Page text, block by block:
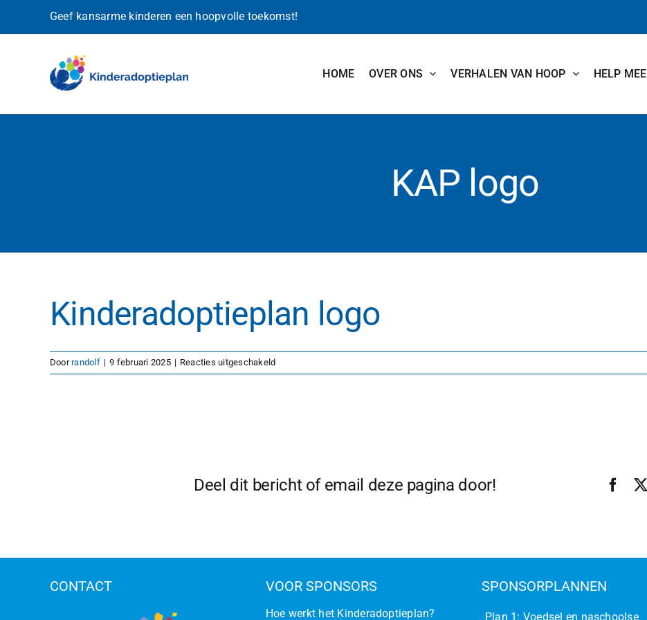
Geef kansarme kinderen een hoopvolle toekomst!
HOME OVER ONS VERHALEN VAN HOOP HELP MEE
KAP logo
Kinderadoptieplan logo
Doorrandolf | 9 februari 2025 | Reacties uitgeschakeldvoor
Kinderadoptieplan
Deel dit bericht of email deze pagina door!
CONTACT VOOR SPONSORS
Hoe werkt het Kinderadoptieplan?
SPONSORPLANNEN
Plan 1: Voedsel en naschoolse